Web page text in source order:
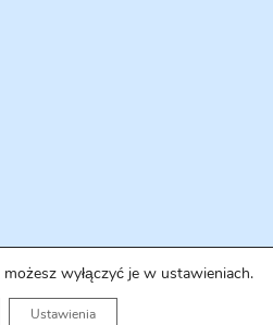
©Cześć Giżycko
wyłączyć je w ustawieniach.
Ustawienia